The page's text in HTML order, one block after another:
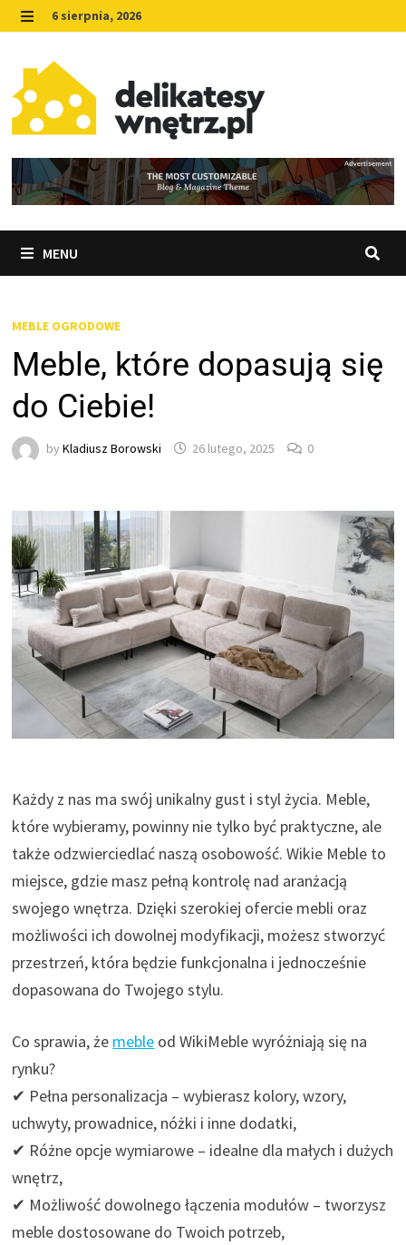
Skip
to
content
MENU
6 sierpnia, 2026
MENU
MEBLE OGRODOWE
Meble, które dopasują się
do Ciebie!
byKladiusz Borowski 26 lutego, 2025 0
Każdy z nas ma swój unikalny gust i styl życia. Meble,
które wybieramy, powinny nie tylko być praktyczne, ale
także odzwierciedlać naszą osobowość. Wikie Meble to
miejsce, gdzie masz pełną kontrolę nad aranżacją
swojego wnętrza. Dzięki szerokiej ofercie mebli oraz
możliwości ich dowolnej modyfikacji, możesz stworzyć
przestrzeń, która będzie funkcjonalna i jednocześnie
dopasowana do Twojego stylu.
Co sprawia, że meble od WikiMeble wyróżniają się na
rynku?
✔ Pełna personalizacja – wybierasz kolory, wzory,
uchwyty, prowadnice, nóżki i inne dodatki,
✔ Różne opcje wymiarowe – idealne dla małych i dużych
wnętrz,
✔ Możliwość dowolnego łączenia modułów – tworzysz
meble dostosowane do Twoich potrzeb,